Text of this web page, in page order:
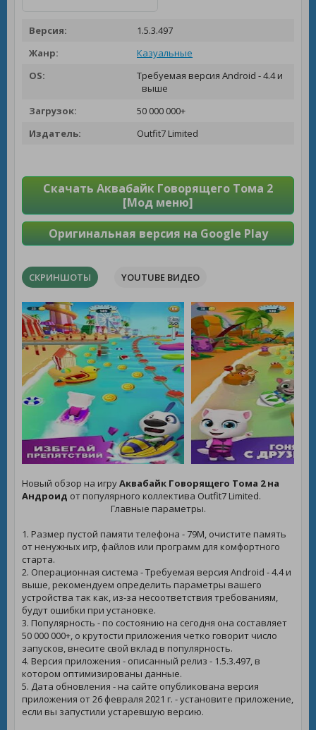
Версия:
1.5.3.497
Жанр:
Казуальные
OS:
Требуемая версия Android - 4.4 и
выше
Загрузок:
50 000 000+
Издатель:
Outfit7 Limited
Скачать Аквабайк Говорящего Тома 2
[Мод меню]
Оригинальная версия на Google Play
СКРИНШОТЫ YOUTUBE ВИДЕО
Новый обзор на игруАквабайк Говорящего Тома 2 на
Андроид от популярного коллектива Outfit7 Limited.
Главные параметры.
1. Размер пустой памяти телефона - 79M, очистите память
от ненужных игр, файлов или программ для комфортного
старта.
2. Операционная система - Требуемая версия Android - 4.4 и
выше, рекомендуем определить параметры вашего
устройства так как, из-за несоответствия требованиям,
будут ошибки при установке.
3. Популярность - по состоянию на сегодня она составляет
50 000 000+, о крутости приложения четко говорит число
запусков, внесите свой вклад в популярность.
4. Версия приложения - описанный релиз - 1.5.3.497, в
котором оптимизированы данные.
5. Дата обновления - на сайте опубликована версия
приложения от 26 февраля 2021 г. - установите приложение,
если вы запустили устаревшую версию.